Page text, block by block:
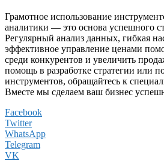
Грамотное использование
аналитики — это основа успешного
Регулярный анализ данных, гибкая
эффективное управление ценами
среди конкурентов и увеличить
помощь в разработке стратегии или
инструментов, обращайтесь к
Вместе мы сделаем ваш бизнес
Facebook
Twitter
WhatsApp
Telegram
VK